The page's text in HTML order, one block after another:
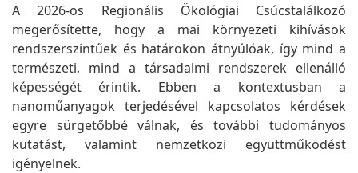
A 2026-os Regionális Ökológiai Csúcstalálkozó
megerősítette, hogy a mai környezeti kihívások
rendszerszintűek és határokon átnyúlóak, így mind a
természeti, mind a társadalmi rendszerek ellenálló
képességét érintik. Ebben a kontextusban a
nanoműanyagok terjedésével kapcsolatos kérdések
egyre sürgetőbbé válnak, és további tudományos
kutatást, valamint nemzetközi együttműködést
igényelnek.